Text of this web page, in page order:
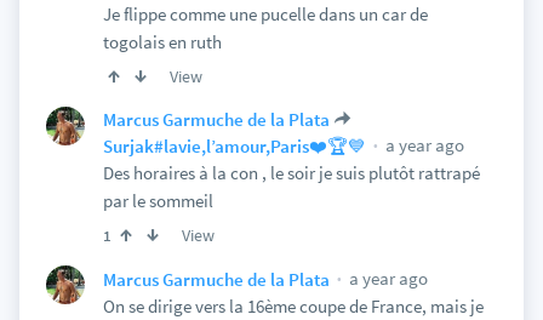
Je flippe comme une pucelle dans un car de
togolais en ruth
View
Marcus Garmuche de la Plata
Surjak#lavie,l’amour,Paris❤️🏆💙
a year ago
Des horaires à la con , le soir je suis plutôt rattrapé
par le sommeil
1 View
Marcus Garmuche de la Plata
a year ago
On se dirige vers la 16ème coupe de France, mais je